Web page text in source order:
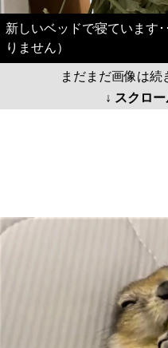
新しいベッドで寝ています
りません）
まだまだ画像は続
↓ スクロ